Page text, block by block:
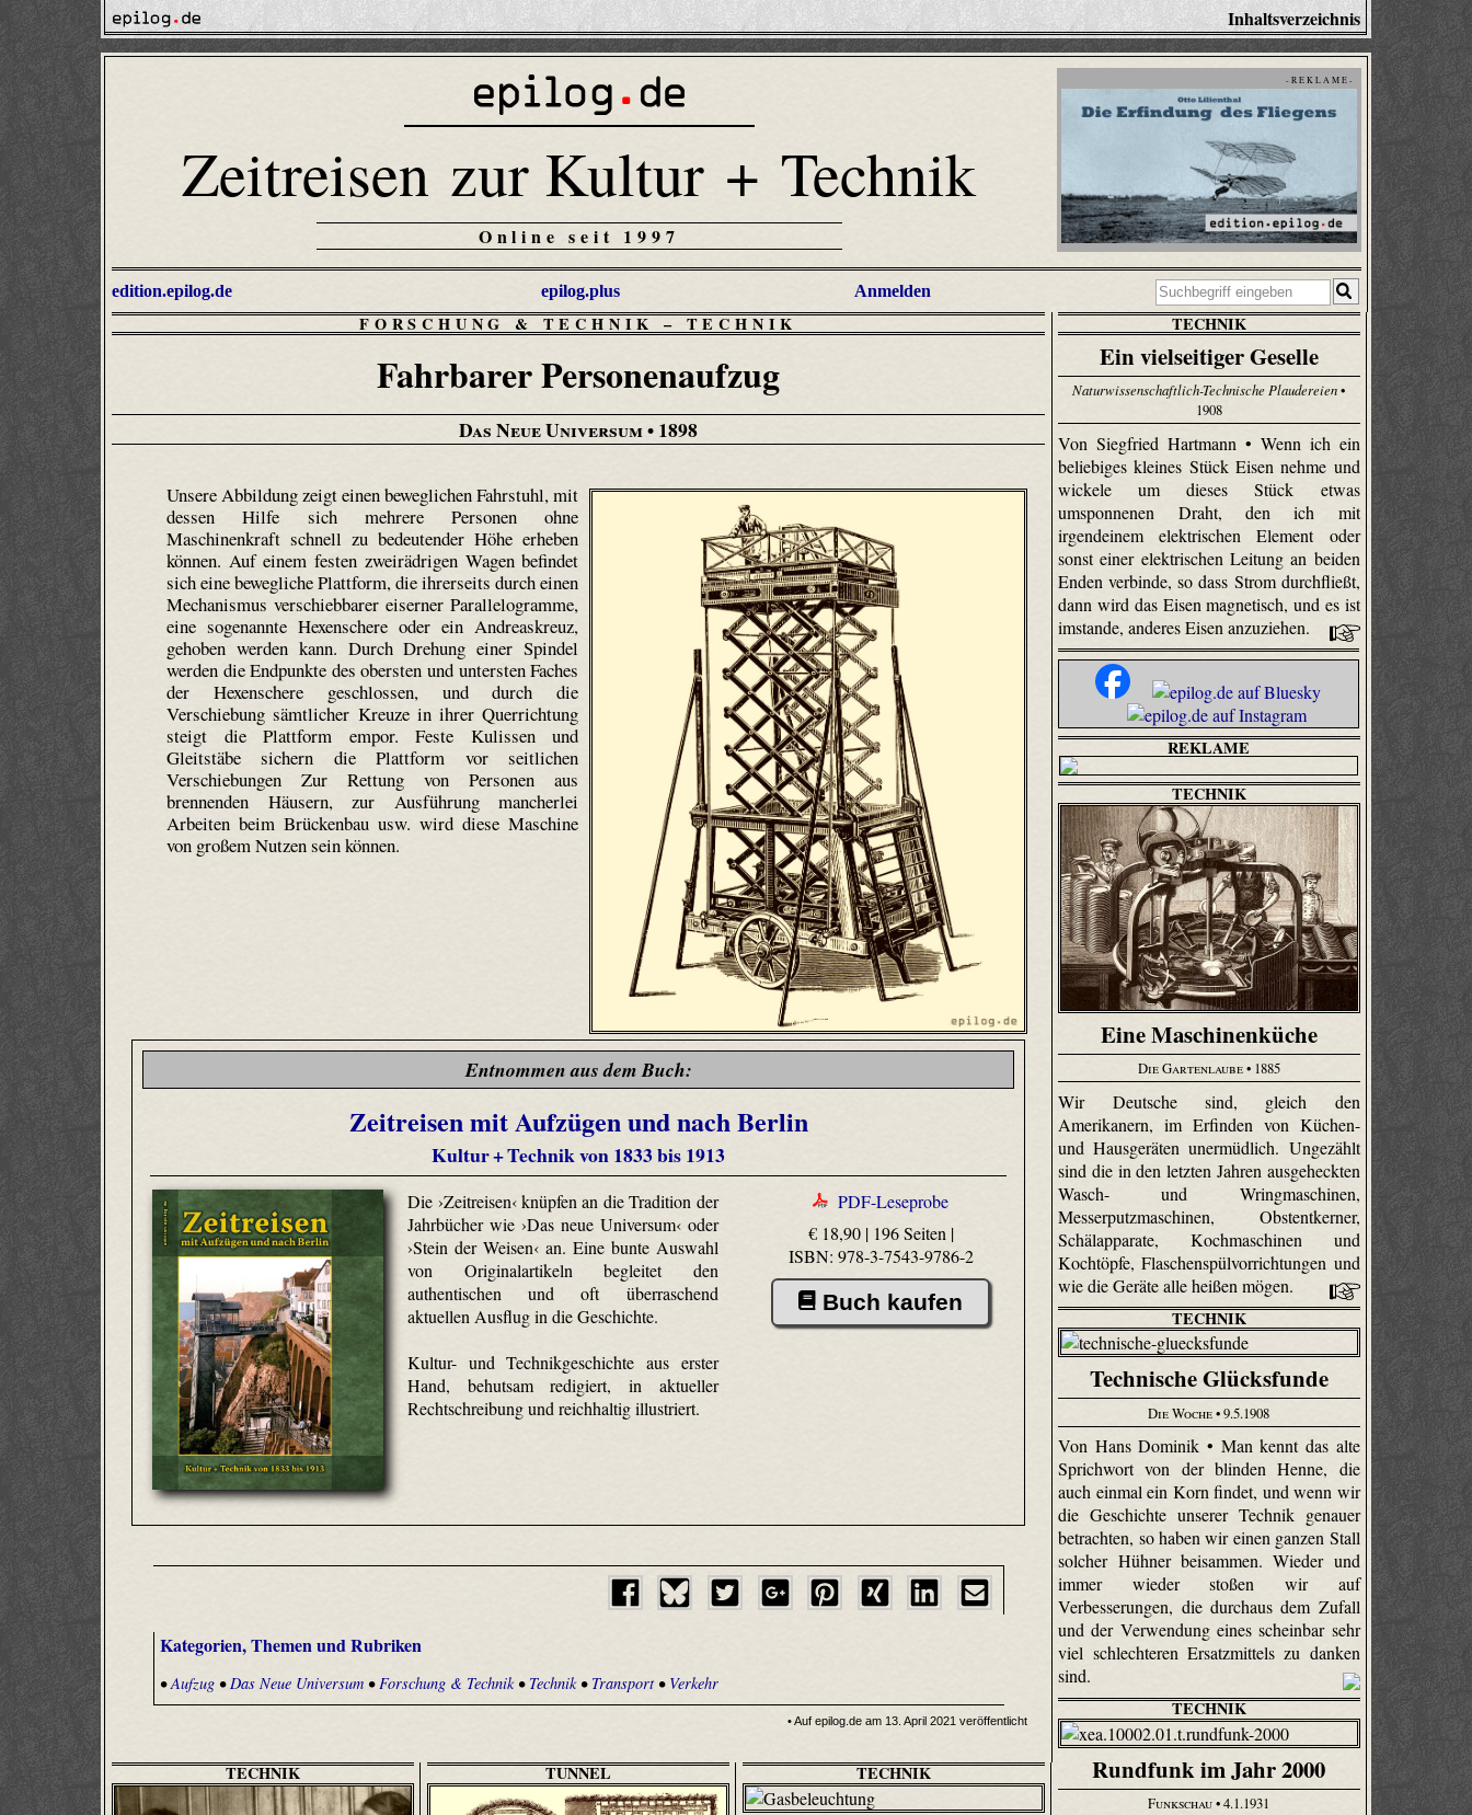
Inhaltsverzeichnis
Zeitreisen zur Kultur + Technik
Online seit 1997
- R E K L A M E -
edition.epilog.de epilog.plus Anmelden
FORSCHUNG & TECHNIK–TECHNIK
Fahrbarer Personenaufzug
Das Neue Universum• 1898
Unsere Abbildung zeigt einen beweglichen Fahrstuhl, mit
dessen Hilfe sich mehrere Personen ohne
Maschinenkraft schnell zu bedeutender Höhe erheben
können. Auf einem festen zweirädrigen Wagen befindet
sich eine bewegliche Plattform, die ihrerseits durch einen
Mechanismus verschiebbarer eiserner Parallelogramme,
eine sogenannte Hexenschere oder ein Andreaskreuz,
gehoben werden kann. Durch Drehung einer Spindel
werden die Endpunkte des obersten und untersten Faches
der Hexenschere geschlossen, und durch die
Verschiebung sämtlicher Kreuze in ihrer Querrichtung
steigt die Plattform empor. Feste Kulissen und
Gleitstäbe sichern die Plattform vor seitlichen
Verschiebungen Zur Rettung von Personen aus
brennenden Häusern, zur Ausführung mancherlei
Arbeiten beim Brückenbau usw. wird diese Maschine
von großem Nutzen sein können.
Entnommen aus dem Buch:
Zeitreisen mit Aufzügen und nach Berlin
Kultur + Technik von 1833 bis 1913
Die ›Zeitreisen‹ knüpfen an die Tradition der
Jahrbücher wie ›Das neue Universum‹ oder
›Stein der Weisen‹ an. Eine bunte Auswahl
von Originalartikeln begleitet den
authentischen und oft überraschend
aktuellen Ausflug in die Geschichte.
Kultur- und Technikgeschichte aus erster
Hand, behutsam redigiert, in aktueller
Rechtschreibung und reichhaltig illustriert.
PDF-Leseprobe
€ 18,90 | 196 Seiten |
ISBN: 978-3-7543-9786-2
Buch kaufen
Kategorien, Themen und Rubriken
•Aufzug •Das Neue Universum •Forschung & Technik• Technik• Transport• Verkehr
• Auf epilog.de am 13. April 2021 veröffentlicht
TECHNIK
Ein vielseitiger Geselle
Naturwissenschaftlich-Technische Plaudereien•
1908
Von Siegfried Hartmann • Wenn ich ein
beliebiges kleines Stück Eisen nehme und
wickele um dieses Stück etwas
umsponnenen Draht, den ich mit
irgendeinem elektrischen Element oder
sonst einer elektrischen Leitung an beiden
Enden verbinde, so dass Strom durchfließt,
dann wird das Eisen magnetisch, und es ist
imstande, anderes Eisen anzuziehen.
REKLAME
TECHNIK
Eine Maschinenküche
Die Gartenlaube• 1885
Wir Deutsche sind, gleich den
Amerikanern, im Erfinden von Küchen-
und Hausgeräten unermüdlich. Ungezählt
sind die in den letzten Jahren ausgeheckten
Wasch- und Wringmaschinen,
Messerputzmaschinen, Obstentkerner,
Schälapparate, Kochmaschinen und
Kochtöpfe, Flaschenspülvorrichtungen und
wie die Geräte alle heißen mögen.
TECHNIK
Technische Glücksfunde
Die Woche• 9.5.1908
Von Hans Dominik • Man kennt das alte
Sprichwort von der blinden Henne, die
auch einmal ein Korn findet, und wenn wir
die Geschichte unserer Technik genauer
betrachten, so haben wir einen ganzen Stall
solcher Hühner beisammen. Wieder und
immer wieder stoßen wir auf
Verbesserungen, die durchaus dem Zufall
und der Verwendung eines scheinbar sehr
viel schlechteren Ersatzmittels zu danken
sind.
TECHNIK
Rundfunk im Jahr 2000
Funkschau• 4.1.1931
TECHNIK TUNNEL TECHNIK